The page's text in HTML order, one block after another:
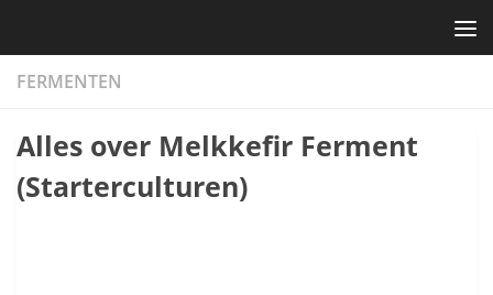
FERMENTEN
Alles over Melkkefir Ferment
(Starterculturen)